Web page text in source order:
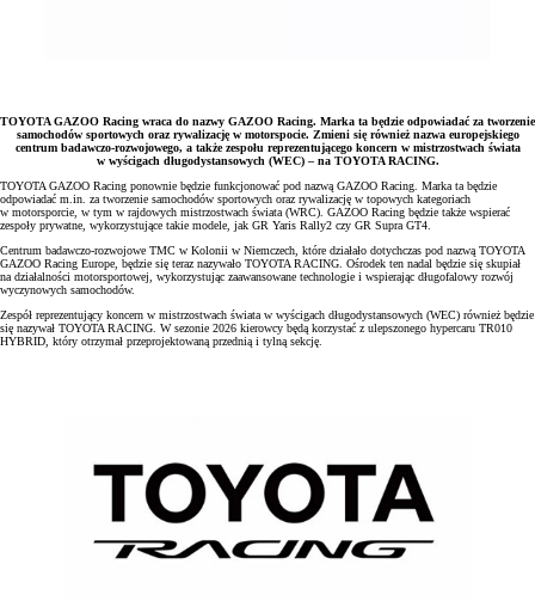
TOYOTA GAZOO Racing wraca do nazwy GAZOO Racing. Marka ta będzie odpowiadać za tworzenie
samochodów sportowych oraz rywalizację w motorspocie. Zmieni się również nazwa europejskiego
centrum badawczo-rozwojowego, a także zespołu reprezentującego koncern w mistrzostwach świata
w wyścigach długodystansowych (WEC) – na TOYOTA RACING.
TOYOTA GAZOO Racing ponownie będzie funkcjonować pod nazwą GAZOO Racing. Marka ta będzie
odpowiadać m.in. za tworzenie samochodów sportowych oraz rywalizację w topowych kategoriach
w motorsporcie, w tym w rajdowych mistrzostwach świata (WRC). GAZOO Racing będzie także wspierać
zespoły prywatne, wykorzystujące takie modele, jak GR Yaris Rally2 czy GR Supra GT4.
Centrum badawczo-rozwojowe TMC w Kolonii w Niemczech, które działało dotychczas pod nazwą TOYOTA
GAZOO Racing Europe, będzie się teraz nazywało TOYOTA RACING. Ośrodek ten nadal będzie się skupiał
na działalności motorsportowej, wykorzystując zaawansowane technologie i wspierając długofalowy rozwój
wyczynowych samochodów.
Zespół reprezentujący koncern w mistrzostwach świata w wyścigach długodystansowych (WEC) również będzie
się nazywał TOYOTA RACING. W sezonie 2026 kierowcy będą korzystać z ulepszonego hypercaru TR010
HYBRID, który otrzymał przeprojektowaną przednią i tylną sekcję.